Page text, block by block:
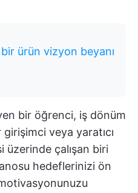
ürün vizyon beyanı
bir öğrenci, iş dönüm
veya yaratıcı
üzerinde çalışan biri
hedeflerinizi ön